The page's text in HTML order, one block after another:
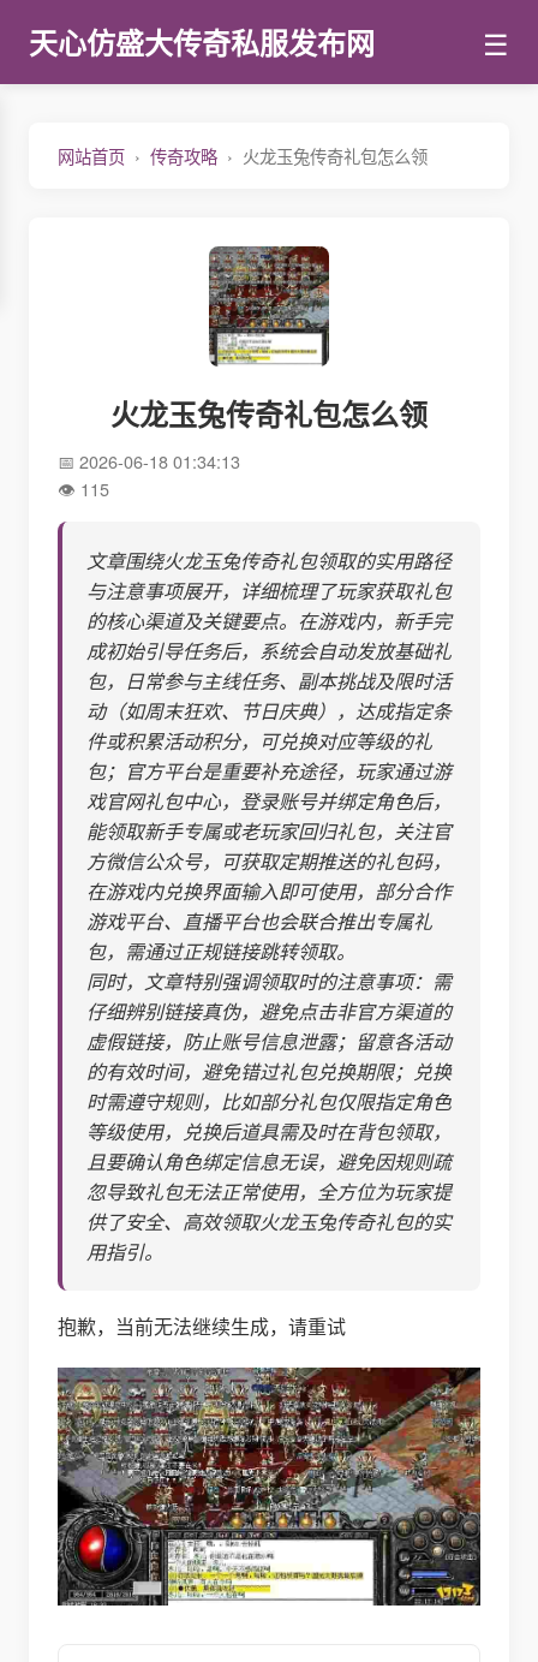
天心仿盛大传奇私服发布网 ☰
网站首页 传奇攻略 火龙玉兔传奇礼包怎么领
火龙玉兔传奇礼包怎么领
2026-06-18 01:34:13
115
文章围绕火龙玉兔传奇礼包领取的实用路径
与注意事项展开，详细梳理了玩家获取礼包
的核心渠道及关键要点。在游戏内，新手完
成初始引导任务后，系统会自动发放基础礼
包，日常参与主线任务、副本挑战及限时活
动（如周末狂欢、节日庆典），达成指定条
件或积累活动积分，可兑换对应等级的礼
包；官方平台是重要补充途径，玩家通过游
戏官网礼包中心，登录账号并绑定角色后，
能领取新手专属或老玩家回归礼包，关注官
方微信公众号，可获取定期推送的礼包码，
在游戏内兑换界面输入即可使用，部分合作
游戏平台、直播平台也会联合推出专属礼
包，需通过正规链接跳转领取。
同时，文章特别强调领取时的注意事项：需
仔细辨别链接真伪，避免点击非官方渠道的
虚假链接，防止账号信息泄露；留意各活动
的有效时间，避免错过礼包兑换期限；兑换
时需遵守规则，比如部分礼包仅限指定角色
等级使用，兑换后道具需及时在背包领取，
且要确认角色绑定信息无误，避免因规则疏
忽导致礼包无法正常使用，全方位为玩家提
供了安全、高效领取火龙玉兔传奇礼包的实
用指引。
抱歉，当前无法继续生成，请重试